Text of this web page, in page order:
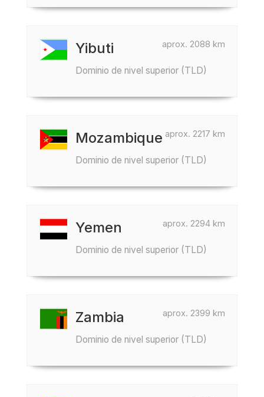
aprox. 2088 km
Yibuti
Dominio de nivel superior (TLD)
aprox. 2217 km
Mozambique
Dominio de nivel superior (TLD)
aprox. 2294 km
Yemen
Dominio de nivel superior (TLD)
aprox. 2399 km
Zambia
Dominio de nivel superior (TLD)